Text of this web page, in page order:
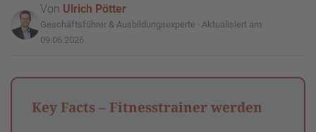
Von Ulrich Pötter
Geschäftsführer & Ausbildungsexperte · Aktualisiert am
09.06.2026
Key Facts – Fitnesstrainer werden